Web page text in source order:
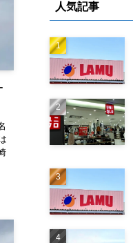
人気記事